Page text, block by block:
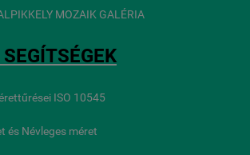
MOZAIK GALÉRIA
ISO 10545
és Névleges méret